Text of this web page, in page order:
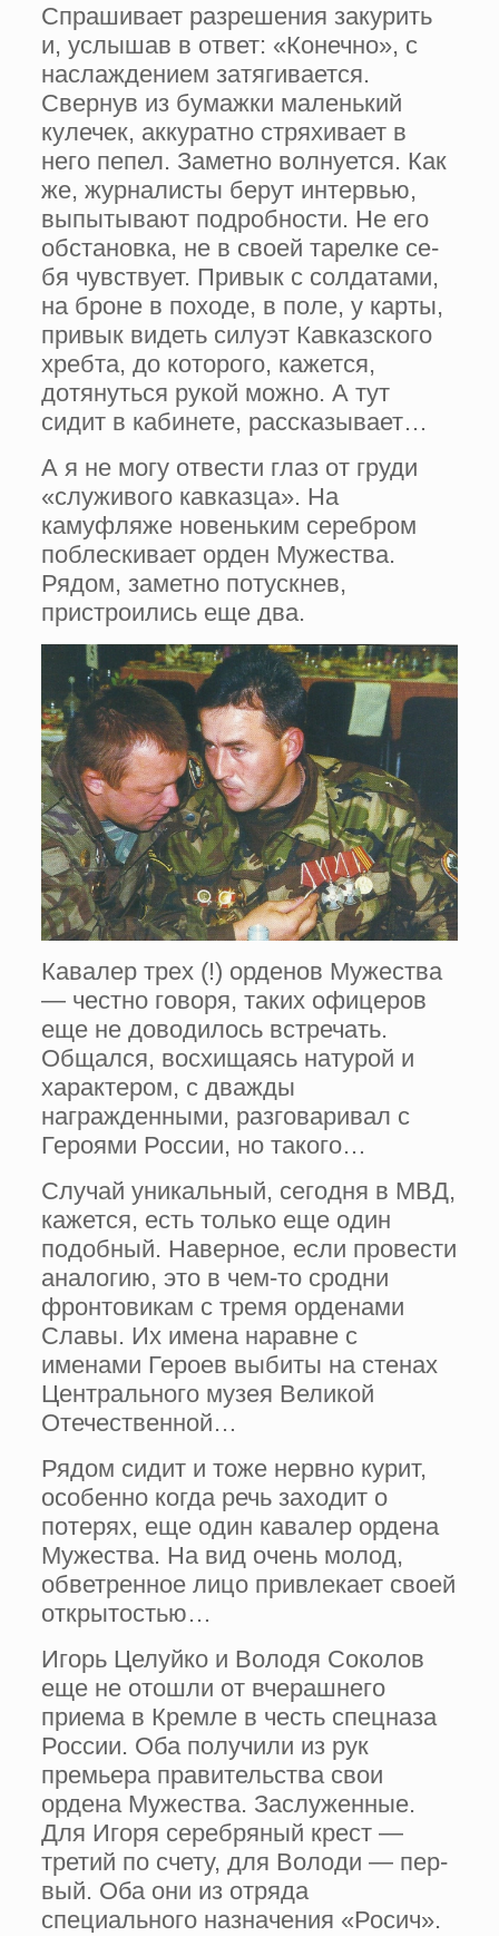
Спрашивает разрешения закурить
и, услышав в ответ: «Конечно», с
на­слаждением затягивается.
Свернув из бумажки маленький
кулечек, аккуратно стряхивает в
него пепел. Заметно вол­нуется. Как
же, журналисты берут ин­тервью,
выпытывают подробности. Не его
обстановка, не в своей тарелке се­
бя чувствует. Привык с солдатами,
на броне в походе, в поле, у карты,
при­вык видеть силуэт Кавказского
хребта, до которого, кажется,
дотянуться рукой можно. А тут
сидит в кабинете, расска­зывает…
А я не могу отвести глаз от груди
«служивого кавказца». На
камуфляже новеньким серебром
поблескивает ор­ден Мужества.
Рядом, заметно потуск­нев,
пристроились еще два.
Кавалер трех (!) орденов Мужества
— честно говоря, таких офицеров
еще не доводилось встречать.
Общался, восхищаясь натурой и
характером, с дважды
награжденными, разговаривал с
Героями России, но такого…
Случай уникальный, сегодня в МВД,
кажется, есть только еще один
подобный. На­верное, если провести
аналогию, это в чем-то сродни
фронтовикам с тремя орденами
Славы. Их имена наравне с
именами Героев выбиты на стенах
Центрального музея Великой
Отечествен­ной…
Рядом сидит и тоже нервно курит,
особенно когда речь заходит о
потерях, еще один кавалер ордена
Мужества. На вид очень молод,
обветренное лицо привлекает своей
открытостью…
Игорь Целуйко и Володя Соколов
еще не отошли от вчерашнего
приема в Кремле в честь спецназа
России. Оба получили из рук
премьера правительства свои
ордена Муже­ства. Заслуженные.
Для Игоря серебряный крест —
третий по счету, для Володи — пер­
вый. Оба они из отряда
специального назна­чения «Росич».